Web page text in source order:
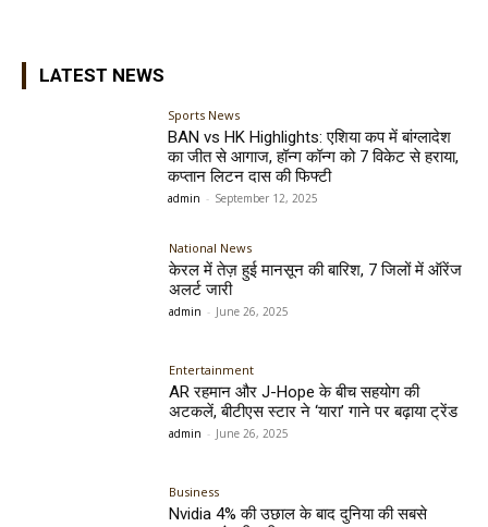
LATEST NEWS
Sports News
BAN vs HK Highlights: एशिया कप में बांग्लादेश
का जीत से आगाज, हॉन्ग कॉन्ग को 7 विकेट से हराया,
कप्तान लिटन दास की फिफ्टी
admin - September 12, 2025
National News
केरल में तेज़ हुई मानसून की बारिश, 7 जिलों में ऑरेंज
अलर्ट जारी
admin - June 26, 2025
Entertainment
AR रहमान और J-Hope के बीच सहयोग की
अटकलें, बीटीएस स्टार ने ‘यारा’ गाने पर बढ़ाया ट्रेंड
admin - June 26, 2025
Business
Nvidia 4% की उछाल के बाद दुनिया की सबसे